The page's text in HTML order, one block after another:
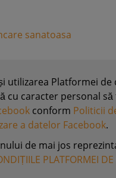
sanatoasa
utilizarea Platformei
cu caracter personal să
conform Politicii
a datelor Facebook.
de mai jos
PLATFORMEI